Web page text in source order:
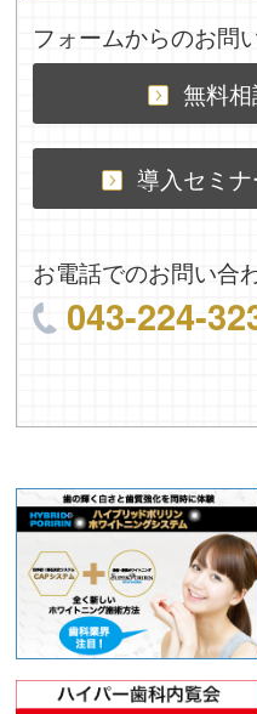
フォームからのお問
無料
導入セミ
お電話でのお問い合
043-224-